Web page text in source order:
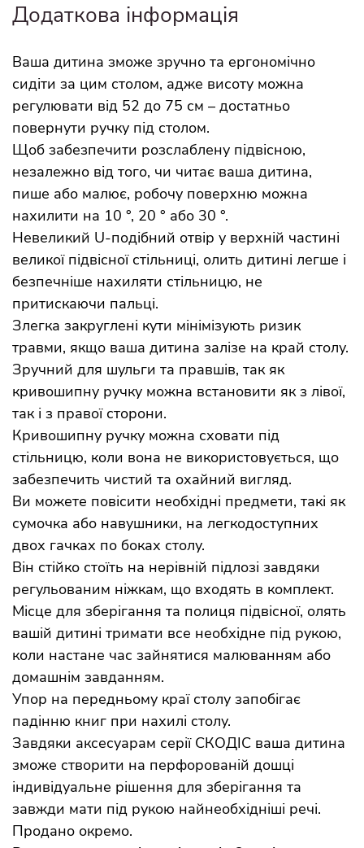
Вага
Додаткова інформація
Ваша дитина зможе зручно та ергономічно
сидіти за цим столом, адже висоту можна
регулювати від 52 до 75 см – достатньо
повернути ручку під столом.
Щоб забезпечити розслаблену підвісною,
незалежно від того, чи читає ваша дитина,
пише або малює, робочу поверхню можна
нахилити на 10 °, 20 ° або 30 °.
Невеликий U-подібний отвір у верхній частині
великої підвісної стільниці, олить дитині легше і
безпечніше нахиляти стільницю, не
притискаючи пальці.
Злегка закруглені кути мінімізують ризик
травми, якщо ваша дитина залізе на край столу.
Зручний для шульги та правшів, так як
кривошипну ручку можна встановити як з лівої,
так і з правої сторони.
Кривошипну ручку можна сховати під
стільницю, коли вона не використовується, що
забезпечить чистий та охайний вигляд.
Ви можете повісити необхідні предмети, такі як
сумочка або навушники, на легкодоступних
двох гачках по боках столу.
Він стійко стоїть на нерівній підлозі завдяки
регульованим ніжкам, що входять в комплект.
Місце для зберігання та полиця підвісної, олять
вашій дитині тримати все необхідне під рукою,
коли настане час зайнятися малюванням або
домашнім завданням.
Упор на передньому краї столу запобігає
падінню книг при нахилі столу.
Завдяки аксесуарам серії СКОДІС ваша дитина
зможе створити на перфорованій дошці
індивідуальне рішення для зберігання та
завжди мати під рукою найнеобхідніші речі.
Продано окремо.